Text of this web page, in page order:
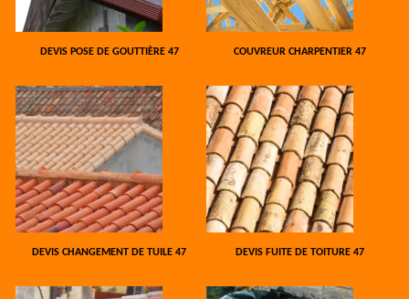
DEVIS POSE DE GOUTTIÈRE 47 COUVREUR CHARPENTIER 47
DEVIS CHANGEMENT DE TUILE 47 DEVIS FUITE DE TOITURE 47